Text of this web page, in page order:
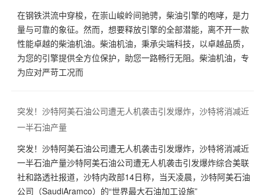
在钢铁洪流中穿梭，在崇山峻岭间驰骋，柴油引擎的咆哮，是力
量与可靠的象征。然而，想要释放引擎的全部潜能，离不开一款
性能卓越的柴油机油。柴油机油，秉承尖端科技，以卓越品质，
为您的引擎提供全方位保护，助您一路畅行无阻。柴油机油，专
为应对严苛工况而
突发！沙特阿美石油公司遭无人机袭击引发爆炸，沙特将消减近
一半石油产量
突发！沙特阿美石油公司遭无人机袭击引发爆炸，沙特将消减近
一半石油产量沙特阿美石油公司遭无人机袭击引发爆炸综合美联
社和路透社报道，沙特内政部14日称，当天凌晨，沙特阿美石油
公司（SaudiAramco）的“世界最大石油加工设施”